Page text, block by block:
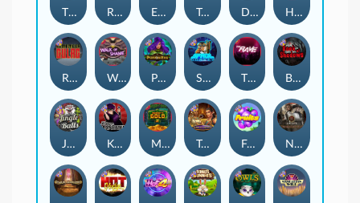
Nexus Tombstone RIP
Book Of Shadows
Rock Bottom
The Cage
Space Donkey
Monkey's Gold xPays
Poison Eve
Tomb of Nefertiti
Dragon Tribe
Fruits
East Coast Vs West Coast
Jingle Balls
Harlequin Carnival
Walk of Shame
Remember Gulag
Karen Maneater
True kult
The Rave